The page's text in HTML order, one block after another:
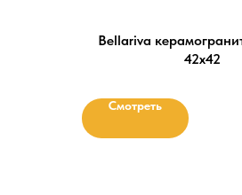
Bellariva
42х42
Смотреть